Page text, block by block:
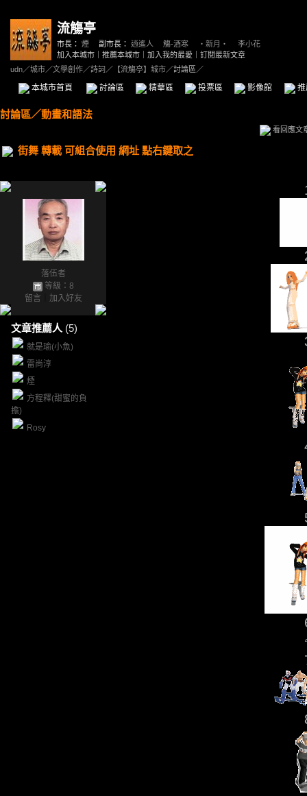
流觴亭
市長： 煙 副市長： 逍遙人 觴-酒寒 ‧新月‧
李小花
加入本城市
推薦本城市 加入我的最愛
訂閱最新文章
udn／城市／文學創作／詩詞 ／ 【流觴亭】城市／討論區／
本城市首頁 討論區 精華區 投票區 影像館
討論區／動畫和語法
看回應文
街舞 轉載 可組合使用 網址 點右鍵取之
落伍者
等級：8
留言
加入好友
文章推薦人 (5)
就是瑜(小魚)
雷尚淳
煙
方程釋(甜蜜的負
擔)
Rosy